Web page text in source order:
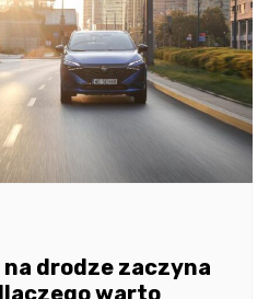
drodze zaczyna